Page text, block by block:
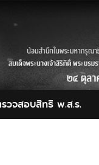
วจสอบสิทธิ พ.ส.ร.